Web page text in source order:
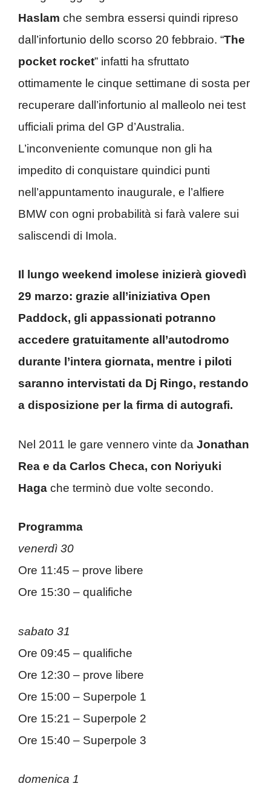
Haslam che sembra essersi quindi ripreso
dall’infortunio dello scorso 20 febbraio. “The
pocket rocket” infatti ha sfruttato
ottimamente le cinque settimane di sosta per
recuperare dall’infortunio al malleolo nei test
ufficiali prima del GP d’Australia.
L’inconveniente comunque non gli ha
impedito di conquistare quindici punti
nell’appuntamento inaugurale, e l’alfiere
BMW con ogni probabilità si farà valere sui
saliscendi di Imola.
Il lungo weekend imolese inizierà giovedì
29 marzo: grazie all’iniziativa Open
Paddock, gli appassionati potranno
accedere gratuitamente all’autodromo
durante l’intera giornata, mentre i piloti
saranno intervistati da Dj Ringo, restando
a disposizione per la firma di autografi.
Nel 2011 le gare vennero vinte da Jonathan
Rea e da Carlos Checa, con Noriyuki
Haga che terminò due volte secondo.
Programma
venerdì 30
Ore 11:45 – prove libere
Ore 15:30 – qualifiche
sabato 31
Ore 09:45 – qualifiche
Ore 12:30 – prove libere
Ore 15:00 – Superpole 1
Ore 15:21 – Superpole 2
Ore 15:40 – Superpole 3
domenica 1